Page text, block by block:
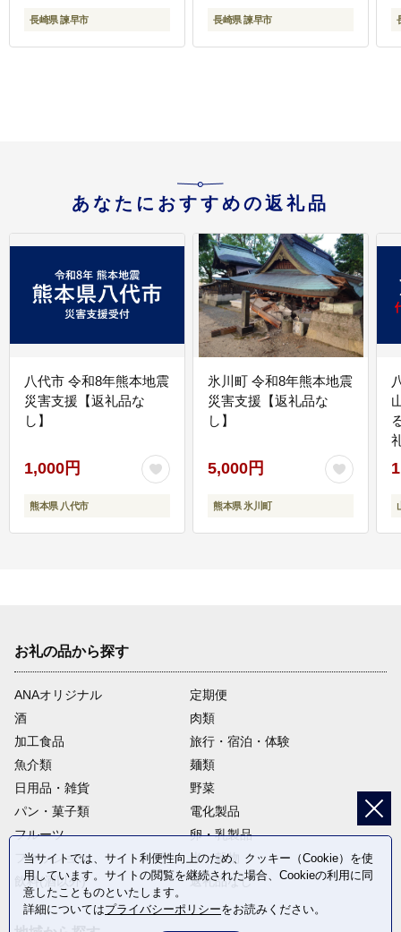
ツ / 諫早市 / ネオクラシ
[AHBS002]
長崎県 諫早市
かん ステーキ / 諫早市
長崎県 諫早市
あなたにおすすめの返礼品
八代市 令和8年熊本地震
災害支援【返礼品な
し】
1,000円
熊本県 八代市
氷川町 令和8年熊本地震
災害支援【返礼品な
し】
5,000円
熊本県 氷川町
お礼の品から探す
ANAオリジナル
定期便
酒
肉類
加工食品
旅行・宿泊・体験
魚介類
麺類
日用品・雑貨
野菜
パン・菓子類
電化製品
フルーツ
卵・乳製品
ファッション
米・穀物
飲料(酒以外)
返礼品なし
当サイトでは、サイト利便性向上のため、クッキー（Cookie）を使
用しています。サイトの閲覧を継続された場合、Cookieの利用に同
意したことものといたします。
詳細についてはプライバシーポリシーをお読みください。